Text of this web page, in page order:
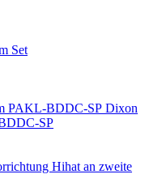
Set
Dixon
SP